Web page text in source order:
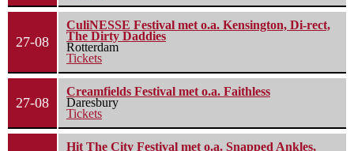
27-08
CuliNESSE Festival met o.a. Kensington, Di-rect,
The Dirty Daddies
Rotterdam
Tickets
27-08
Creamfields Festival met o.a. Faithless
Daresbury
Tickets
Hit The City Festival met o.a. Snapped Ankles,